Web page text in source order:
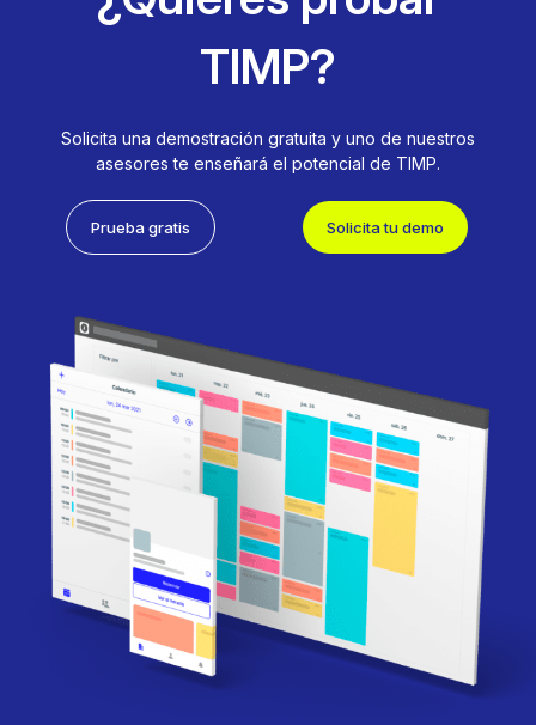
TIMP?
Solicita una demostración gratuita y uno de nuestros
asesores te enseñará el potencial de TIMP.
Prueba gratis Solicita tu demo